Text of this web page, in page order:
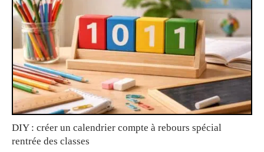
DIY : créer un calendrier compte à rebours spécial
rentrée des classes